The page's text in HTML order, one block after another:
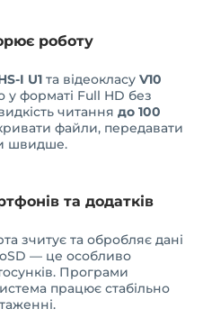
роботу
I U1 та відеокласу V10
у форматі Full HD без
читання до 100
файли, передавати
швидше.
та додатків
зчитує та обробляє дані
— це особливо
Програми
працює стабільно